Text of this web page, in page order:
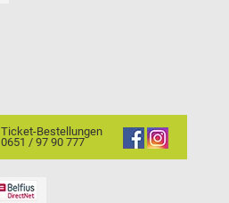
Ticket-Bestellungen
0651 / 97 90 777